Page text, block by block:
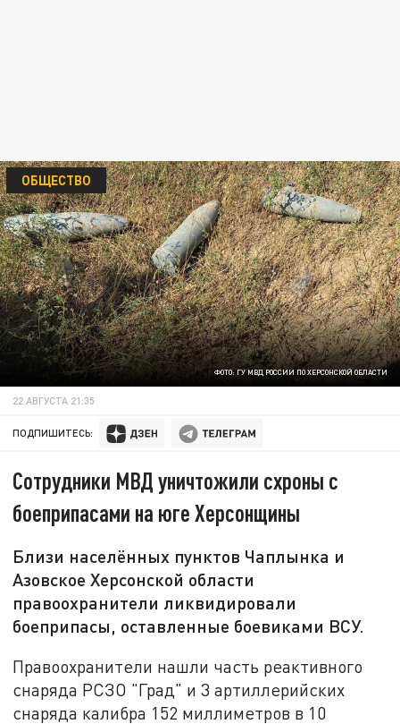
ФОТО: ГУ МВД РОССИИ ПО ХЕРСОНСКОЙ ОБЛАСТИ
ОБЩЕСТВО
22 АВГУСТА 21:35
ПОДПИШИТЕСЬ:
Сотрудники МВД уничтожили схроны с
боеприпасами на юге Херсонщины
Близи населённых пунктов Чаплынка и
Азовское Херсонской области
правоохранители ликвидировали
боеприпасы, оставленные боевиками ВСУ.
Правоохранители нашли часть реактивного
снаряда РСЗО "Град" и 3 артиллерийских
снаряда калибра 152 миллиметров в 10